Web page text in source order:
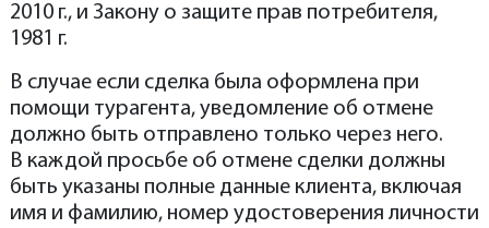
2010 г., и Закону о защите прав потребителя,
1981 г.
В случае если сделка была оформлена при
помощи турагента, уведомление об отмене
должно быть отправлено только через него.
В каждой просьбе об отмене сделки должны
быть указаны полные данные клиента, включая
имя и фамилию, номер удостоверения личности